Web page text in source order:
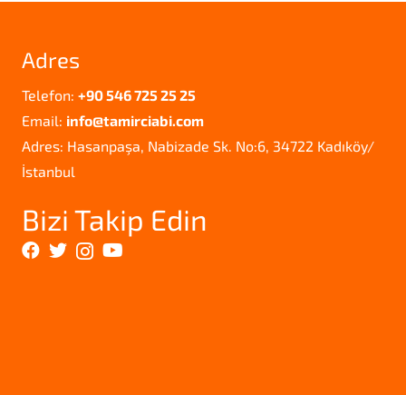
Adres
Telefon: +90 546 725 25 25
Email: info@tamirciabi.com
Adres: Hasanpaşa, Nabizade Sk. No:6, 34722 Kadıköy/
İstanbul
Bizi Takip Edin